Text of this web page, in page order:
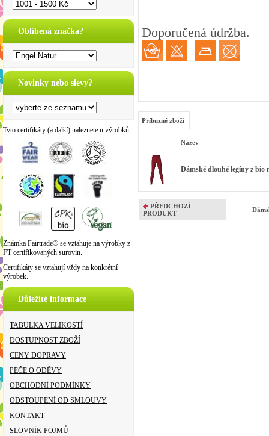
Oblíbená značka?
Novinky nebo slevy?
Tyto certifikáty (a další) naleznete u výrobků.
Známka Fairtrade® se vztahuje na výrobky z
FT certifikovaných surovin.
Certifikáty se vztahují vždy na konkrétní
výrobek.
Důležité informace
TABULKA VELIKOSTÍ
DOSTUPNOST ZBOŽÍ
CENY DOPRAVY
PÉČE O ODĚVY
OBCHODNÍ PODMÍNKY
ODSTOUPENÍ OD SMLOUVY
KONTAKT
SLOVNÍK POJMŮ
Doporučená údržba.
Příbuzné zboží
Název
Dámské dlouhé legíny z bio
PŘEDCHOZÍ
PRODUKT